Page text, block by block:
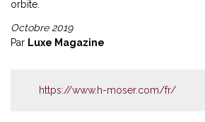
orbite.
Octobre 2019
Par Luxe Magazine
https://www.h-moser.com/fr/